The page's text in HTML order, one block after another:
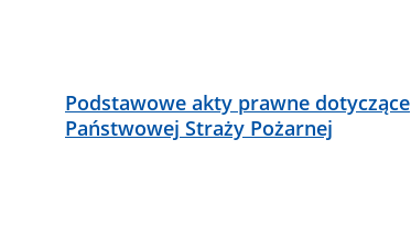
Podstawowe akty prawne dotyczące
Państwowej Straży Pożarnej